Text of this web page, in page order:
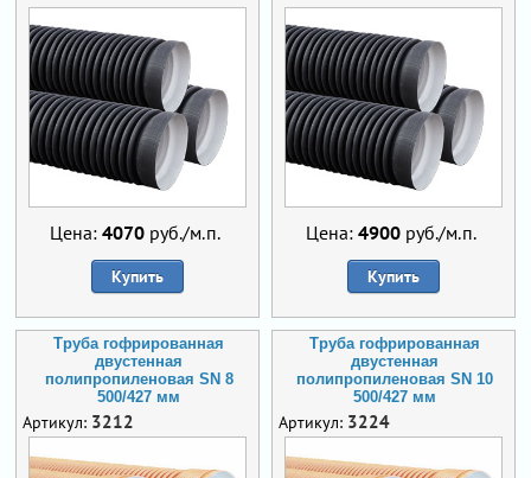
Цена: 4070руб./м.п.
Купить
Цена: 4900руб./м.п.
Купить
Труба гофрированная
двустенная
полипропиленовая SN 8
500/427 мм
Артикул: 3212
Труба гофрированная
двустенная
полипропиленовая SN 10
500/427 мм
Артикул: 3224